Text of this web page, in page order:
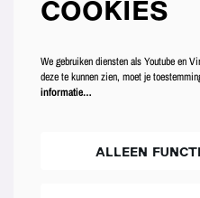
COOKIES
We gebruiken diensten als Youtube en
deze te kunnen zien, moet je
informatie…
ALLEEN